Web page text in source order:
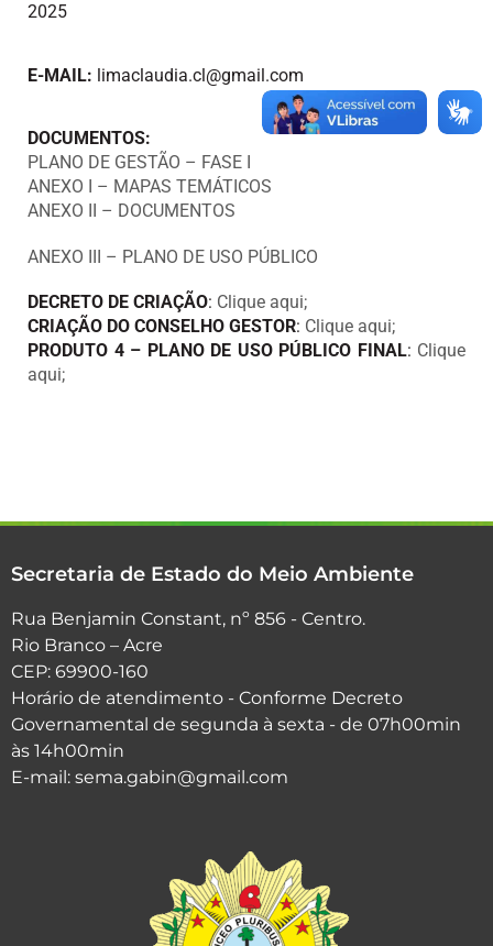
2025
E-MAIL: limaclaudia.cl@gmail.com
DOCUMENTOS:
PLANO DE GESTÃO – FASE I
ANEXO I – MAPAS TEMÁTICOS
ANEXO II – DOCUMENTOS
ANEXO III – PLANO DE USO PÚBLICO
DECRETO DE CRIAÇÃO: Clique aqui;
CRIAÇÃO DO CONSELHO GESTOR: Clique aqui;
PRODUTO 4 – PLANO DE USO PÚBLICO FINAL: Clique
aqui;
Secretaria de Estado do Meio Ambiente
Rua Benjamin Constant, nº 856 - Centro.
Rio Branco – Acre
CEP: 69900-160
Horário de atendimento - Conforme Decreto
Governamental de segunda à sexta - de 07h00min
às 14h00min
E-mail: sema.gabin@gmail.com